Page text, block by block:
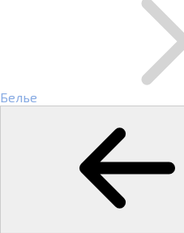
Белье